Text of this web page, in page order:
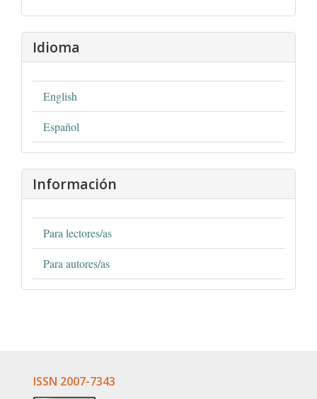
Idioma
English
Español
Información
Para lectores/as
Para autores/as
ISSN 2007-7343